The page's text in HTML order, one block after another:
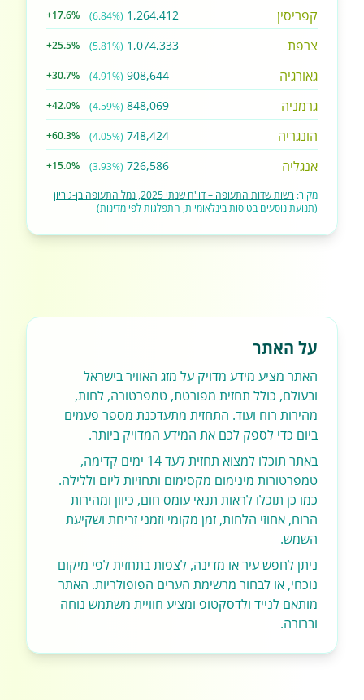
קפריסין 1,264,412
(6.84%)
+17.6%
צרפת 1,074,333
(5.81%)
+25.5%
גאורגיה 908,644
(4.91%)
+30.7%
גרמניה 848,069
(4.59%)
+42.0%
הונגריה 748,424
(4.05%)
+60.3%
אנגליה 726,586
(3.93%)
+15.0%
מקור: רשות שדות התעופה – דו"ח שנתי 2025, נמל התעופה בן-גוריון
(תנועת נוסעים בטיסות בינלאומיות, התפלגות לפי מדינות)
על האתר
האתר מציע מידע מדויק על מזג האוויר בישראל
ובעולם, כולל תחזית מפורטת, טמפרטורה, לחות,
מהירות רוח ועוד. התחזית מתעדכנת מספר פעמים
ביום כדי לספק לכם את המידע המדויק ביותר.
באתר תוכלו למצוא תחזית לעד 14 ימים קדימה,
טמפרטורות מינימום מקסימום ותחזיות ליום וללילה.
כמו כן תוכלו לראות תנאי עומס חום, כיוון ומהירות
הרוח, אחוזי הלחות, זמן מקומי וזמני זריחת ושקיעת
השמש.
ניתן לחפש עיר או מדינה, לצפות בתחזית לפי מיקום
נוכחי, או לבחור מרשימת הערים הפופולריות. האתר
מותאם לנייד ולדסקטופ ומציע חוויית משתמש נוחה
וברורה.